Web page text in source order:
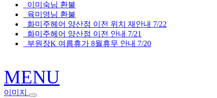
이미숙님 환불
육미영님 환불
화미주헤어 양산점 이전 위치 재안내 7/22
화미주헤어 양산점 이전 안내 7/21
부원장K 여름휴가 8월휴무 안내 7/20
MENU
이미지